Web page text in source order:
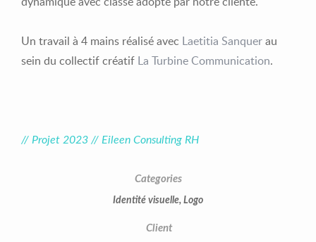
Un travail à 4 mains réalisé avec Laetitia Sanquerau
sein du collectif créatif La Turbine Communication.
// Projet 2023 // Eileen Consulting RH
Categories
Identité visuelle, Logo
Client